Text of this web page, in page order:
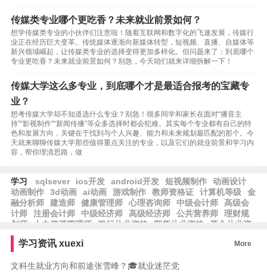
传媒类专业哪个更吃香？未来就业前景如何？
想学传媒类专业的小伙伴们注意啦！随着互联网和数字化的飞速发展，传媒行
业正在经历巨大变革。传统媒体逐渐向新媒体转型，短视频、直播、自媒体等
新兴领域崛起，让传媒类专业的选择变得更加多样化。但问题来了：到底哪个
专业更吃香？未来就业前景如何？别急，今天咱们就来详细拆解一下！
传媒大学这么多专业，到底哪个才是最适合报考的宝藏专
业？
想考传媒大学却不知道选什么专业？别急！很多同学和家长在面对“播音主
持”“影视制作”“新闻传播”等众多选择时都会犯难。其实每个专业都有自己的特
色和发展方向，关键在于找到与个人兴趣、能力和未来规划最匹配的那个。今
天就来聊聊传媒大学那些值得重点关注的专业，以及它们的就业前景和学习内
容，帮你理清思路，做
学习 sqlsever ios开发 android开发 短视频制作
动画设计
动画制作
3d动画 ai动画 游戏制作 教师资格证 计算机等级
金
融分析师
建造师 健康管理师 心理咨询师 中级会计师
高级会
计师
注册会计师 中级经济师 高级经济师 公共营养师
理财规
划师
人力资源管理师 银行从业资格 期货从业资格
基金从业资
格
学习资讯 xuexi More
文科生就业方向和前途张雪峰？🎓就业迷茫党